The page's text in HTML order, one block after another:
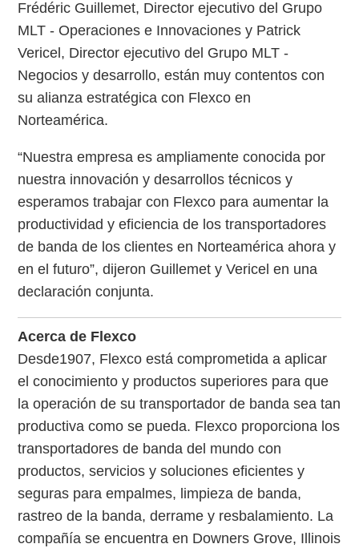
Frédéric Guillemet, Director ejecutivo del Grupo
MLT - Operaciones e Innovaciones y Patrick
Vericel, Director ejecutivo del Grupo MLT -
Negocios y desarrollo, están muy contentos con
su alianza estratégica con Flexco en
Norteamérica.
“Nuestra empresa es ampliamente conocida por
nuestra innovación y desarrollos técnicos y
esperamos trabajar con Flexco para aumentar la
productividad y eficiencia de los transportadores
de banda de los clientes en Norteamérica ahora y
en el futuro”, dijeron Guillemet y Vericel en una
declaración conjunta.
Acerca de Flexco
Desde1907, Flexco está comprometida a aplicar
el conocimiento y productos superiores para que
la operación de su transportador de banda sea tan
productiva como se pueda. Flexco proporciona los
transportadores de banda del mundo con
productos, servicios y soluciones eficientes y
seguras para empalmes, limpieza de banda,
rastreo de la banda, derrame y resbalamiento. La
compañía se encuentra en Downers Grove, Illinois